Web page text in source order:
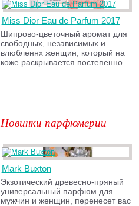
Miss Dior Eau de Parfum 2017
Шипрово-цветочный аромат для
свободных, независимых и
влюбленнх женщин, который на
коже раскрывается постепенно.
Новинки парфюмерии
Mark Buxton
Экзотический древесно-пряный
универсальный парфюм для
мужчин и женщин, перенесет вас